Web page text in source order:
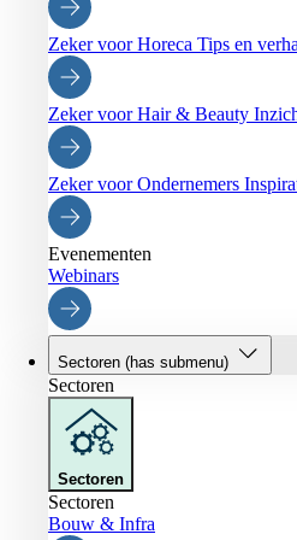
Zeker voor Horeca Tips en
Zeker voor Hair & Beauty
Zeker voor Ondernemers
Evenementen
Webinars
Sectoren (has submenu)
Sectoren
Sectoren
Sectoren
Bouw & Infra